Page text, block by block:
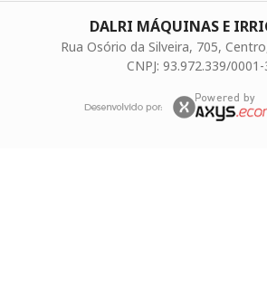
DALRI MÁQUINAS E
Rua Osório da Silveira, 705,
CNPJ: 93.972.339/0001-